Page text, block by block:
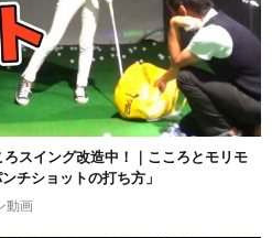
スイング改造中！｜こころとモリモ
チショットの打ち方」
動画